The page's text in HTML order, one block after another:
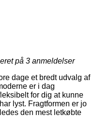
på 3 anmeldelser
dage et bredt udvalg af
er i dag
for dig at kunne
lyst. Fragtformen er jo
den mest letkøbte